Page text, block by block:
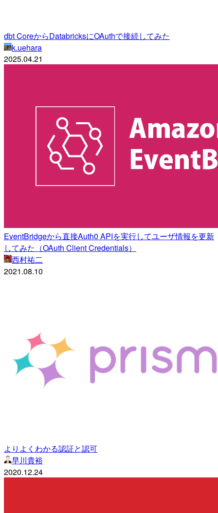
dbt CoreからDatabricksにOAuthで接続してみた
k.uehara
2025.04.21
EventBridgeから直接Auth0 APIを実行してユーザ情報を更新
してみた（OAuth Client Credentials）
西村祐二
2021.08.10
よりよくわかる認証と認可
早川貴裕
2020.12.24